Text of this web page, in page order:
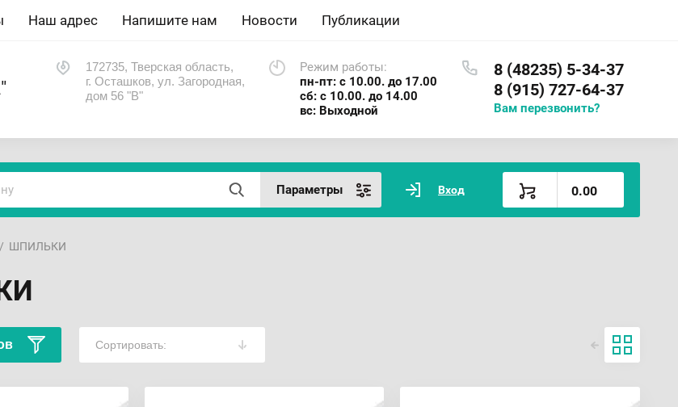
Наш адрес Напишите нам Новости Публикации
172735, Тверская область,
г. Осташков, ул. Загородная,
дом 56 "В"
Режим работы:
пн-пт: с 10.00. до 17.00
сб: с 10.00. до 14.00
вс: Выходной
8 (48235) 5-34-37
8 (915) 727-64-37
Вам перезвонить?
Параметры Вход 0.00
/  ШПИЛЬКИ
Сортировать: